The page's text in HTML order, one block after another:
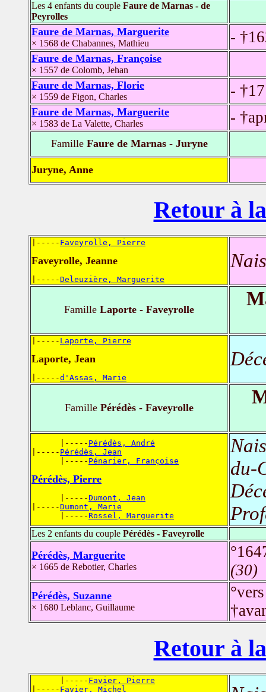
Les 4 enfants du couple Faure de Marnas - de
Peyrolles
Faure de Marnas, Marguerite
× 1568 de Chabannes, Mathieu -
Faure de Marnas, Françoise
× 1557 de Colomb, Jehan
Faure de Marnas, Florie
× 1559 de Figon, Charles -
Faure de Marnas, Marguerite
× 1583 de La Valette, Charles -
FamilleFaure de Marnas - Juryne
Juryne, Anne
Retour à
|----- Faveyrolle, Pierre
Faveyrolle, Jeanne
|-----Deleuzière, Marguerite
Famille Laporte - Faveyrolle
|----- Laporte, Pierre
Laporte, Jean
|-----d'Assas, Marie
Famille Pérédès - Faveyrolle
      |-----
Pérédès, André
|----- Pérédès, Jean
      |-----
Pénarier, Françoise
Pérédès, Pierre
      |-----
Dumont, Jean
|-----Dumont, Marie
      |-----
Rossel, Marguerite
du-
Les 2 enfants du couple Pérédès - Faveyrolle
Pérédès, Marguerite
× 1665 de Rebotier, Charles
(30)
Pérédès, Suzanne
× 1680 Leblanc, Guillaume
Retour à
      |-----
Favier, Pierre
|----- Favier, Michel